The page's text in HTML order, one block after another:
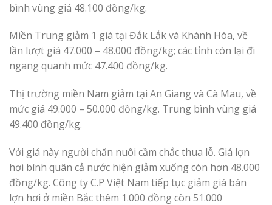
bình vùng giá 48.100 đồng/kg.
Miền Trung giảm 1 giá tại Đắk Lắk và Khánh Hòa, về
lần lượt giá 47.000 – 48.000 đồng/kg; các tỉnh còn lại đi
ngang quanh mức 47.400 đồng/kg.
Thị trường miền Nam giảm tại An Giang và Cà Mau, về
mức giá 49.000 – 50.000 đồng/kg. Trung bình vùng giá
49.400 đồng/kg.
Với giá này người chăn nuôi cầm chắc thua lỗ. Giá lợn
hơi bình quân cả nước hiện giảm xuống còn hơn 48.000
đồng/kg. Công ty C.P Việt Nam tiếp tục giảm giá bán
lợn hơi ở miền Bắc thêm 1.000 đồng còn 51.000